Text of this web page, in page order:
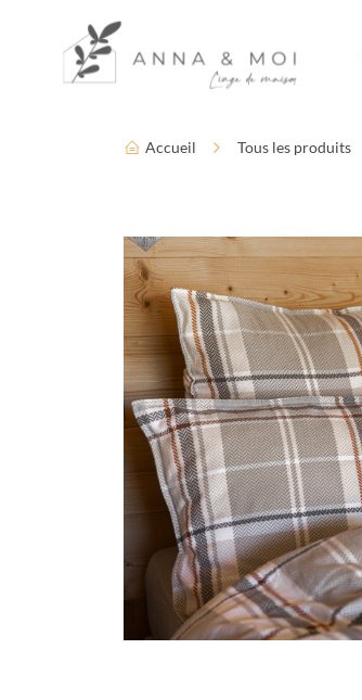
Paramètres d’accessibilité
Accueil Tous les produits